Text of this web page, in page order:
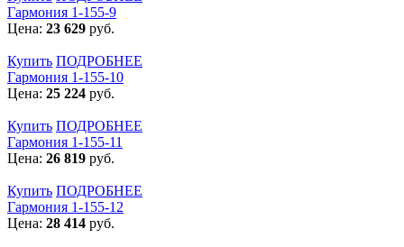
Гармония 1-155-9
Цена: 23 629 руб.
Купить ПОДРОБНЕЕ
Гармония 1-155-10
Цена: 25 224 руб.
Купить ПОДРОБНЕЕ
Гармония 1-155-11
Цена: 26 819 руб.
Купить ПОДРОБНЕЕ
Гармония 1-155-12
Цена: 28 414 руб.